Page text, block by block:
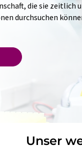
die sie zeitlich
durchsuchen
Unser